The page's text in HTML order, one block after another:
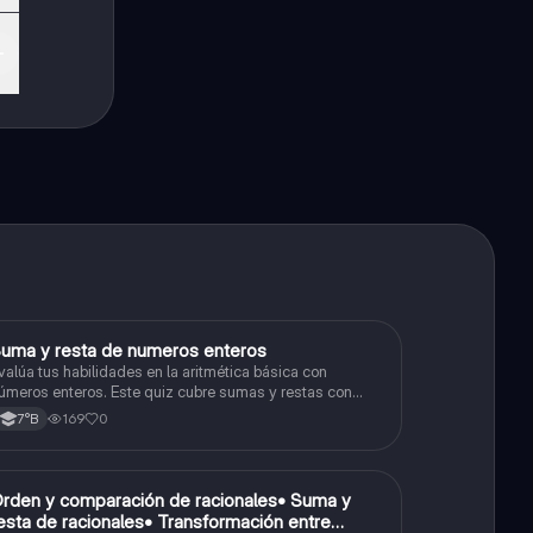
Matemáticas
y resta de numeros enteros
tus habilidades en la aritmética básica con
enteros. Este quiz cubre sumas y restas con
positivos y negativos.
7°B 169 0
Matemáticasy comparación de racionales• Suma y
de racionales• Transformación entre